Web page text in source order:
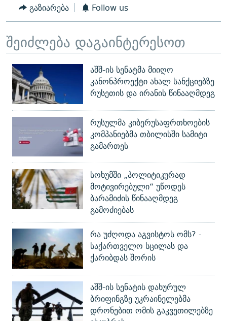
გაზიარება Follow us
შეიძლება დაგაინტერესოთ
აშშ-ის სენატმა მიიღო
კანონპროექტი ახალ სანქციებზე
რუსეთის და ირანის წინააღმდეგ
რუსულმა კიბერუსაფრთხოების
კომპანიებმა თბილისში სამიტი
გამართეს
სოხუმში „პოლიტიკურად
მოტივირებული“ უწოდეს
ბარამიძის წინააღმდეგ
გამოძიებას
რა უძღოდა აგვისტოს ომს? -
საქართველო სცილას და
ქარიბდას შორის
აშშ-ის სენატის დახურულ
ბრიფინგზე უკრაინელებმა
დრონებით ომის გაკვეთილებზე